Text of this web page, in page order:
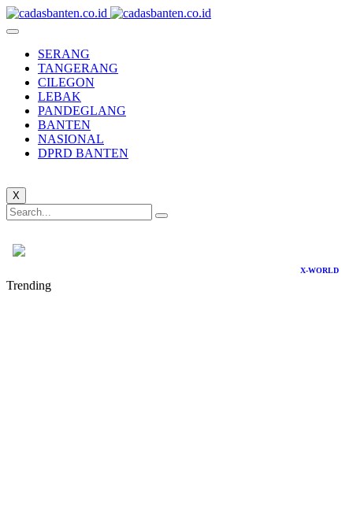
SERANG
TANGERANG
CILEGON
LEBAK
PANDEGLANG
BANTEN
NASIONAL
DPRD BANTEN
X
X-WORLD
Trending